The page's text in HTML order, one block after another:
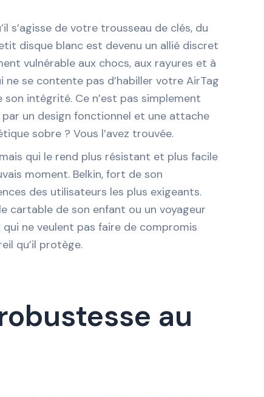
s’agisse de votre trousseau de clés, du
disque blanc est devenu un allié discret
vulnérable aux chocs, aux rayures et à
se contente pas d’habiller votre AirTag
intégrité. Ce n’est pas simplement
un design fonctionnel et une attache
sobre ? Vous l’avez trouvée.
qui le rend plus résistant et plus facile
moment. Belkin, fort de son
des utilisateurs les plus exigeants.
cartable de son enfant ou un voyageur
ne veulent pas faire de compromis
qu’il protège.
au